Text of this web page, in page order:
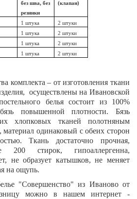
без шва, без
резинки
(клапан)
1 штука
2 штуки
1 штука
2 штуки
1 штука
2 штуки
1 штука 2 штуки
комплекта – от изготовления ткани
осуществлены на Ивановской
белья состоит из 100%
повышенной плотности. Бязь
хлопковых тканей полотняным
материал одинаковый с обеих сторон
Ткань достаточно прочная,
200 стирок, гипоаллергенна,
не образует катышков, не меняет
на ощупь.
"Совершенство" из Иваново от
можно в нашем интернет -